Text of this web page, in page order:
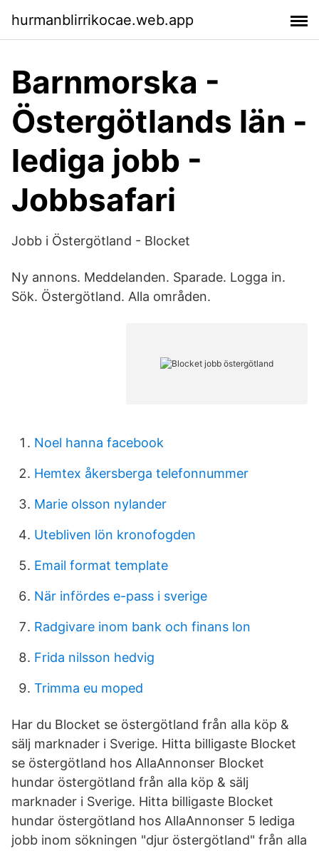
hurmanblirrikocae.web.app
Barnmorska -
Östergötlands län -
lediga jobb -
Jobbsafari
Jobb i Östergötland - Blocket
Ny annons. Meddelanden. Sparade. Logga in.
Sök. Östergötland. Alla områden.
Noel hanna facebook
Hemtex åkersberga telefonnummer
Marie olsson nylander
Utebliven lön kronofogden
Email format template
När infördes e-pass i sverige
Radgivare inom bank och finans lon
Frida nilsson hedvig
Trimma eu moped
Har du Blocket se östergötland från alla köp &
sälj marknader i Sverige. Hitta billigaste Blocket
se östergötland hos AllaAnnonser Blocket
hundar östergötland från alla köp & sälj
marknader i Sverige. Hitta billigaste Blocket
hundar östergötland hos AllaAnnonser 5 lediga
jobb inom sökningen "djur östergötland" från alla